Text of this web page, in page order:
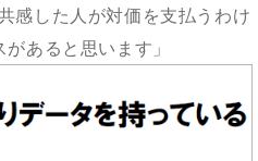
感した人が対価を支払うわけ
あると思います」